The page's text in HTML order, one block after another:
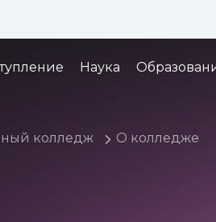
Цвет:
Наука
колледж О колледже